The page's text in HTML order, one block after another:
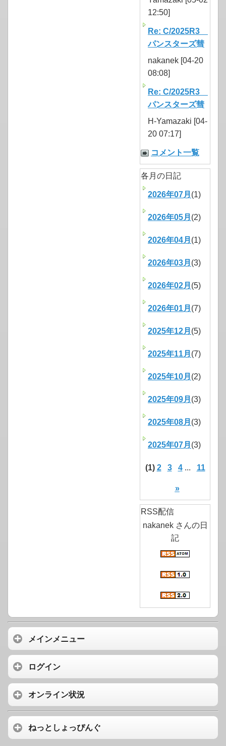
12:50]
Re: C/2025R3
パンスターズ彗
nakanek [04-20
08:08]
Re: C/2025R3
パンスターズ彗
H-Yamazaki [04-
20 07:17]
コメント一覧
各月の日記
2026年07月 (1)
2026年05月 (2)
2026年04月 (1)
2026年03月 (3)
2026年02月 (5)
2026年01月 (7)
2025年12月 (5)
2025年11月 (7)
2025年10月 (2)
2025年09月 (3)
2025年08月 (3)
2025年07月 (3)
(1) 2 3 4... 11
»
RSS配信
nakanek さんの日
記
メインメニュー
ログイン
オンライン状況
ねっとしょっぴんぐ